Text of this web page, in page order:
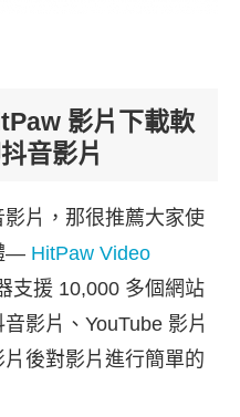
影片下載軟
音影片
片，那很推薦大家使
— HitPaw Video
支援 10,000 多個網站
影片、YouTube 影片
後對影片進行簡單的